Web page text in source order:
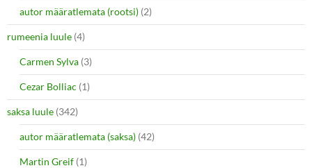
autor määratlemata (rootsi) (2)
rumeenia luule (4)
Carmen Sylva (3)
Cezar Bolliac (1)
saksa luule (342)
autor määratlemata (saksa) (42)
Martin Greif (1)